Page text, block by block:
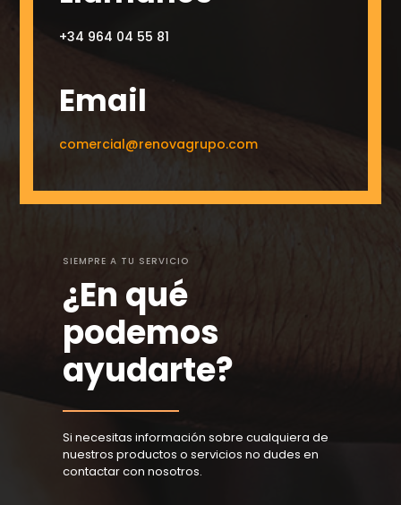
SIEMPRE A TU SERVICIO
¿En qué
podemos
ayudarte?
Si necesitas información sobre cualquiera de
nuestros productos o servicios no dudes en
contactar con nosotros.
+34 964 04 55 81
Email
comercial@renovagrupo.com